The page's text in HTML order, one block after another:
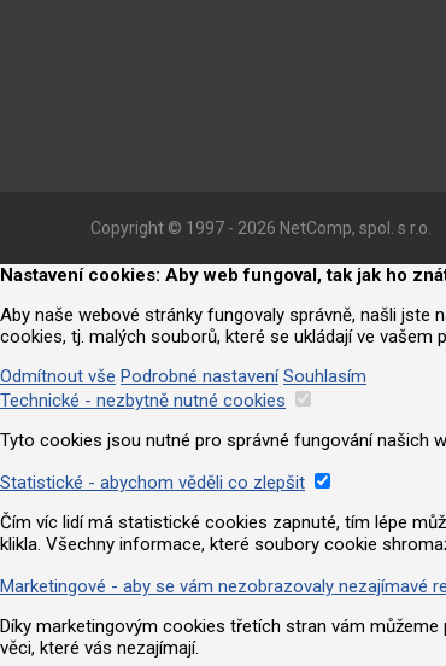
Copyright © 1997 - 2026 NetComp, spol. s r.o.
Nastavení cookies: Aby web fungoval, tak jak ho
Aby naše webové stránky fungovaly správně, našli
cookies, tj. malých souborů, které se ukládají ve vašem
Odmítnout vše Podrobné nastavení Souhlasím
Technické - nezbytně nutné cookies
Tyto cookies jsou nutné pro správné fungování našich
Statistické - abychom věděli co zlepšit
Čím víc lidí má statistické cookies zapnuté, tím lépe
klikla. Všechny informace, které soubory cookie
Marketingové - aby se vám nezobrazovaly nezajímavé
Díky marketingovým cookies třetích stran vám
věci, které vás nezajímají.